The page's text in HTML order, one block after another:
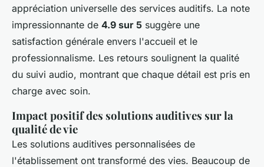
appréciation universelle des services auditifs. La note
impressionnante de 4.9 sur 5 suggère une
satisfaction générale envers l'accueil et le
professionnalisme. Les retours soulignent la qualité
du suivi audio, montrant que chaque détail est pris en
charge avec soin.
Impact positif des solutions auditives sur la
qualité de vie
Les solutions auditives personnalisées de
l'établissement ont transformé des vies. Beaucoup de